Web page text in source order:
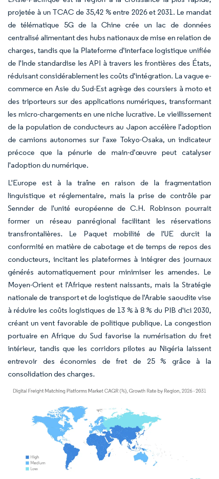
projetée à un TCAC de 35,42 % entre 2026 et 2031. Le mandat
de télématique 5G de la Chine crée un lac de données
centralisé alimentant des hubs nationaux de mise en relation de
charges, tandis que la Plateforme d'interface logistique unifiée
de l'Inde standardise les API à travers les frontières des États,
réduisant considérablement les coûts d'intégration. La vague e-
commerce en Asie du Sud-Est agrège des coursiers à moto et
des triporteurs sur des applications numériques, transformant
les micro-chargements en une niche lucrative. Le vieillissement
de la population de conducteurs au Japon accélère l'adoption
de camions autonomes sur l'axe Tokyo-Osaka, un indicateur
précoce que la pénurie de main-d'œuvre peut catalyser
l'adoption du numérique.
L'Europe est à la traîne en raison de la fragmentation
linguistique et réglementaire, mais la prise de contrôle par
Sennder de l'unité européenne de C.H. Robinson pourrait
former un réseau panrégional facilitant les réservations
transfrontalières. Le Paquet mobilité de l'UE durcit la
conformité en matière de cabotage et de temps de repos des
conducteurs, incitant les plateformes à intégrer des journaux
générés automatiquement pour minimiser les amendes. Le
Moyen-Orient et l'Afrique restent naissants, mais la Stratégie
nationale de transport et de logistique de l'Arabie saoudite vise
à réduire les coûts logistiques de 13 % à 8 % du PIB d'ici 2030,
créant un vent favorable de politique publique. La congestion
portuaire en Afrique du Sud favorise la numérisation du fret
intérieur, tandis que les corridors pilotes au Nigéria laissent
entrevoir des économies de fret de 25 % grâce à la
consolidation des charges.